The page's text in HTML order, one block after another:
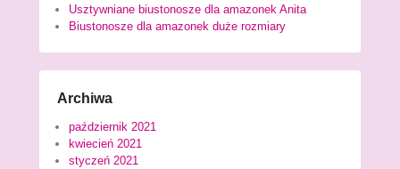
Usztywniane biustonosze dla amazonek Anita
Biustonosze dla amazonek duże rozmiary
Archiwa
październik 2021
kwiecień 2021
styczeń 2021